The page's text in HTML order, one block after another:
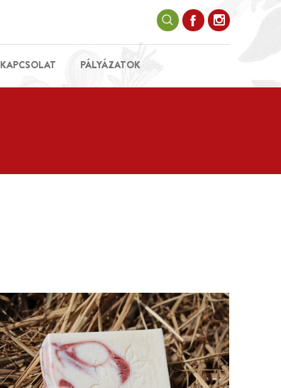
KAPCSOLAT PÁLYÁZATOK